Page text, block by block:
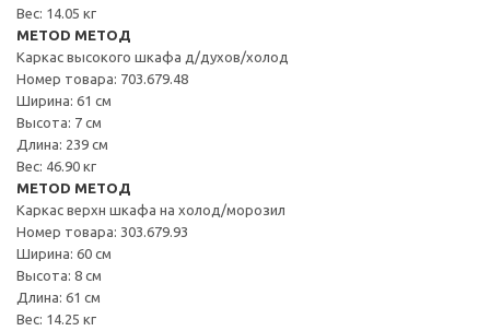
Вес: 14.05 кг
METOD МЕТОД
Каркас высокого шкафа д/духов/холод
Номер товара: 703.679.48
Ширина: 61 см
Высота: 7 см
Длина: 239 см
Вес: 46.90 кг
METOD МЕТОД
Каркас верхн шкафа на холод/морозил
Номер товара: 303.679.93
Ширина: 60 см
Высота: 8 см
Длина: 61 см
Вес: 14.25 кг